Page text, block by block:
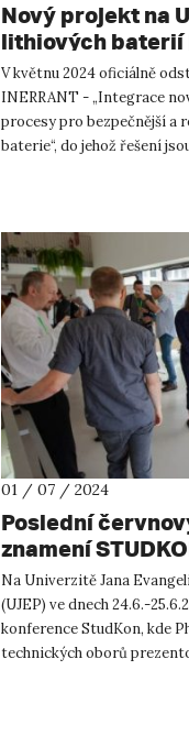
Nový projekt na
lithiových baterií
V květnu 2024 oficiálně
INERRANT - „Integrace
procesy pro bezpečnější a
baterie“, do jehož řešení
01 / 07 / 2024
Poslední
znamení
Na Univerzitě Jana
(UJEP) ve dnech 24.6.-
konference StudKon, kde
technických oborů